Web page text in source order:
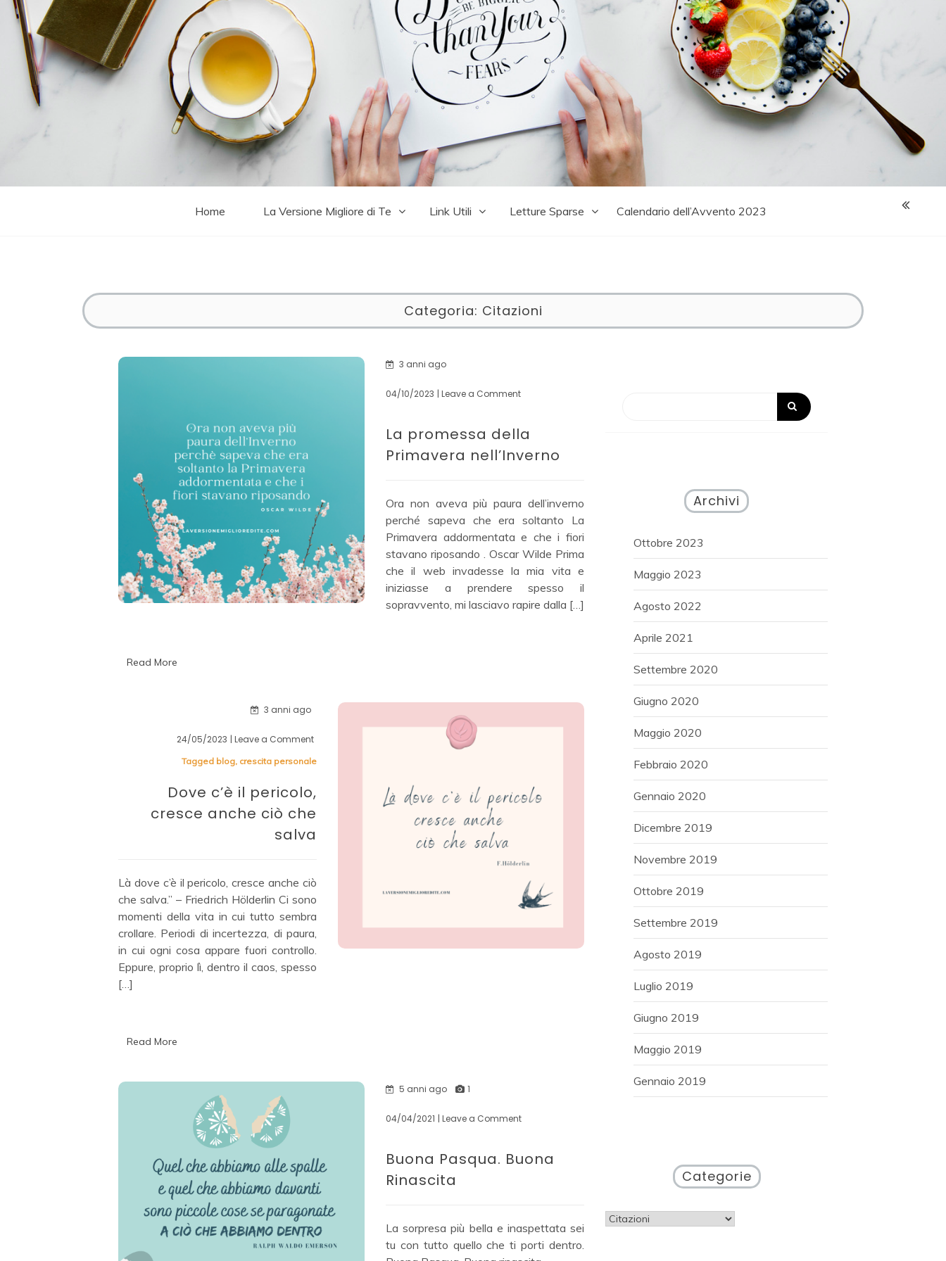
Home La Versione Migliore di Te Link Utili Letture Sparse Calendario dell’Avvento 2023
Categoria: Citazioni
3 anni ago
04/10/2023 | Leave a Comment
della
nell’Inverno
La promessa della
Primavera nell’Inverno
Ora non aveva più paura dell’inverno
perché sapeva che era soltanto La
Primavera addormentata e che i fiori
stavano riposando . Oscar Wilde Prima
che il web invadesse la mia vita e
iniziasse a prendere spesso il
sopravvento, mi lasciavo rapire dalla […]
Read More
3 anni ago
24/05/2023 | Leave a Comment
c’è
cresce
anche
che
Tagged blog, crescita personale
Dove c’è il pericolo,
cresce anche ciò che
salva
Là dove c’è il pericolo, cresce anche ciò
che salva.” – Friedrich Hölderlin Ci sono
momenti della vita in cui tutto sembra
crollare. Periodi di incertezza, di paura,
in cui ogni cosa appare fuori controllo.
Eppure, proprio lì, dentro il caos, spesso
[…]
Read More
5 anni ago 1
04/04/2021 | Leave a Comment
Buona
Buona Pasqua. Buona
Rinascita
La sorpresa più bella e inaspettata sei
tu con tutto quello che ti porti dentro.
Archivi
Ottobre 2023
Maggio 2023
Agosto 2022
Aprile 2021
Settembre 2020
Giugno 2020
Maggio 2020
Febbraio 2020
Gennaio 2020
Dicembre 2019
Novembre 2019
Ottobre 2019
Settembre 2019
Agosto 2019
Luglio 2019
Giugno 2019
Maggio 2019
Gennaio 2019
Categorie
Categorie